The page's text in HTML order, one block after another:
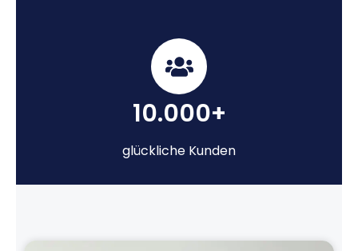
10.000+
glückliche Kunden